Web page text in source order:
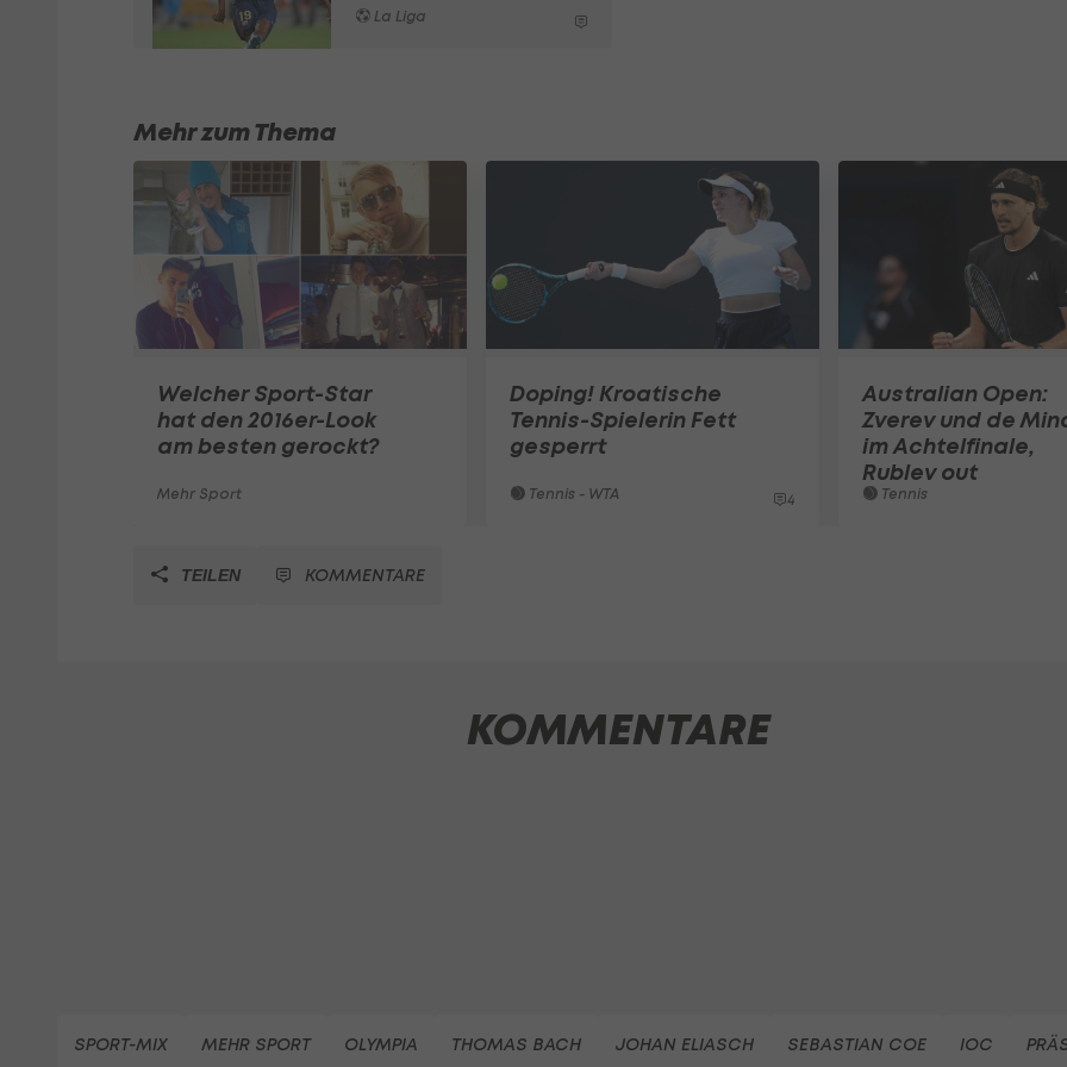
La Liga
Mehr zum Thema
Welcher Sport-Star
hat den 2016er-Look
am besten gerockt?
Mehr Sport
Doping! Kroatische
Tennis-Spielerin Fett
gesperrt
Tennis - WTA 4
Australian Open:
Zverev und de
im Achtelfinale,
Rublev out
Tennis
TEILEN KOMMENTARE
KOMMENTARE
SPORT-MIX MEHR SPORT OLYMPIA THOMAS BACH JOHAN ELIASCH SEBASTIAN COE IOC